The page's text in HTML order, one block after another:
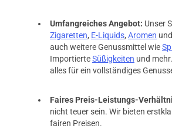
Umfangreiches Angebot: Unser
Zigaretten, E-Liquids, Aromen und
auch weitere Genussmittel wie
ImportierteSüßigkeiten und
alles für ein vollständiges
Faires Preis-Leistungs-
nicht teuer sein. Wir bieten
fairen Preisen.